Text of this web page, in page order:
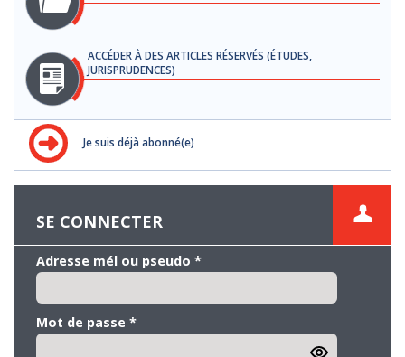
ACCÉDER À DES ARTICLES RÉSERVÉS (ÉTUDES,
JURISPRUDENCES)
Je suis déjà abonné(e)
SE CONNECTER
Adresse mél ou pseudo *
Mot de passe *